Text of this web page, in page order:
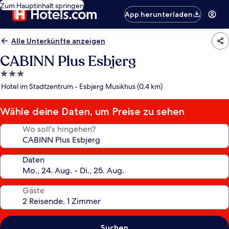
Zum Hauptinhalt springen
App herunterladen
Alle Unterkünfte anzeigen
CABINN Plus Esbjerg
3.0-
Sterne-
Hotel im Stadtzentrum - Esbjerg Musikhus (0,4 km)
Wähle deine Daten, um Preise zu sehen
Wo soll’s hingehen?
Daten
Gäste